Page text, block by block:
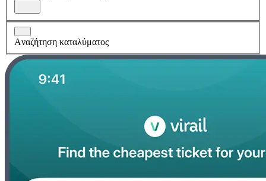
Aναζήτηση καταλύματος